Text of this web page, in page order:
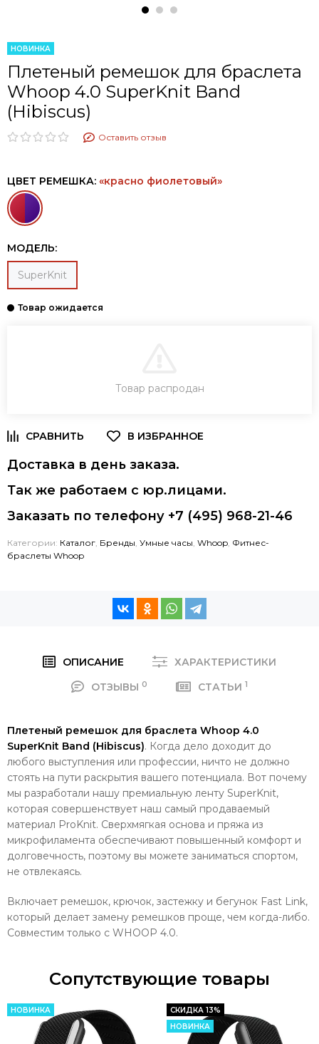
НОВИНКА
Плетеный ремешок для браслета
Whoop 4.0 SuperKnit Band​
(Hibiscus)
Оставить отзыв
ЦВЕТ РЕМЕШКА: «красно фиолетовый»
МОДЕЛЬ:
SuperKnit
КУПИТЬ В ОДИН КЛИК
Товар распродан
Доставка в день заказа.
Так же работаем с юр.лицами.
Заказать по телефону +7 (495) 968-21-46
Категории: Каталог Бренды Умные часы Whoop Фитнес-
браслеты Whoop
ОПИСАНИЕ
ХАРАКТЕРИСТИКИ
ОТЗЫВЫ 0 СТАТЬИ 1
Плетеный ремешок для браслета Whoop 4.0
SuperKnit Band (Hibiscus). Когда дело доходит до
любого выступления или профессии, ничто не должно
стоять на пути раскрытия вашего потенциала. Вот почему
мы разработали нашу премиальную ленту SuperKnit,
которая совершенствует наш самый продаваемый
материал ProKnit. Сверхмягкая основа и пряжа из
микрофиламента обеспечивают повышенный комфорт и
долговечность, поэтому вы можете заниматься спортом,
не отвлекаясь.
Включает ремешок, крючок, застежку и бегунок Fast Link,
который делает замену ремешков проще, чем когда-либо.
Совместим только с WHOOP 4.0.
Сопутствующие товары
НОВИНКА
СКИДКА 13%
НОВИНКА